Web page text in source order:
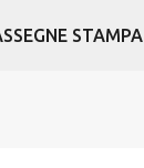
contenutiSTAMPA